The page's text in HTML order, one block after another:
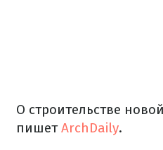
О строительстве
пишетArchDaily.